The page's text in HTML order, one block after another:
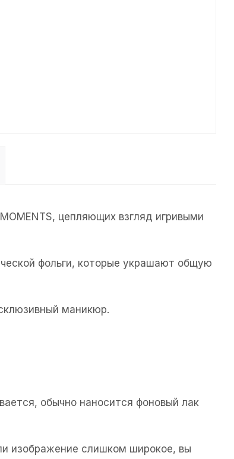
цепляющих взгляд игривыми
фольги, которые украшают общую
маникюр.
обычно наносится фоновый лак
изображение слишком широкое, вы